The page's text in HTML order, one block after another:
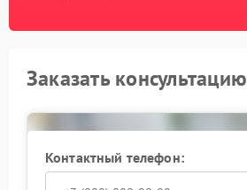
Заказать консультацию
Контактный телефон: